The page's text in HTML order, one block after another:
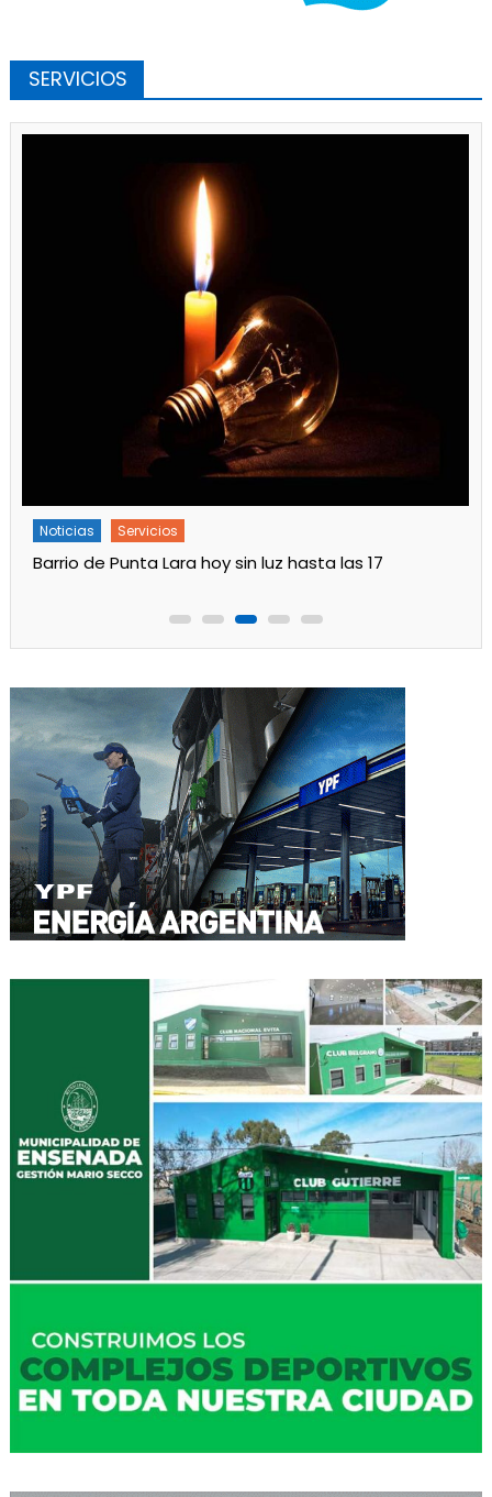
SERVICIOS
Noticias Servicios
Turnos de Farmacias de Julio 2026 en Ensenada